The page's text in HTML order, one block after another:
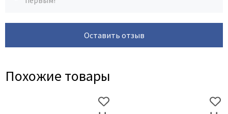
Оставить отзыв
Похожие товары